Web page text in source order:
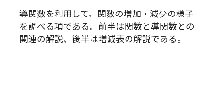
導関数を利用して、関数の増加・減少の様子
を調べる項である。前半は関数と導関数との
関連の解説、後半は増減表の解説である。